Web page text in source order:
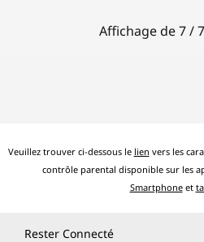
Affichage de 7 /
Veuillez trouver ci-dessous le lien vers les
contrôle parental disponible sur les
Smartphoneet
Rester Connecté